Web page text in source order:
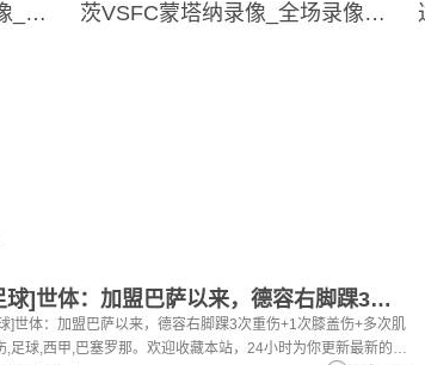
_高
茨VSFC蒙塔纳录像_全场录像
[足球]世体：加盟巴萨以来，德容右脚踝3次重伤+1次膝盖伤+
]世体：加盟巴萨以来，德容右脚踝3次重伤+1次膝盖伤+多次肌
,足球,西甲,巴塞罗那。欢迎收藏本站，24小时为你更新最新的足